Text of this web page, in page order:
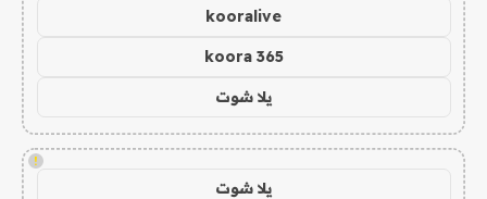
kooralive
koora 365
يلا شوت
!
يلا شوت